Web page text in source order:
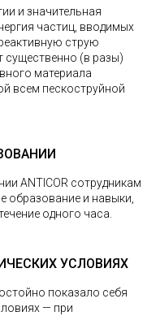
и значительная
частиц, вводимых
струю
существенно (в разы)
материала
всем пескоструйной
ANTICOR сотрудникам
образование и навыки,
одного часа.
УСЛОВИЯХ
показало себя
— при